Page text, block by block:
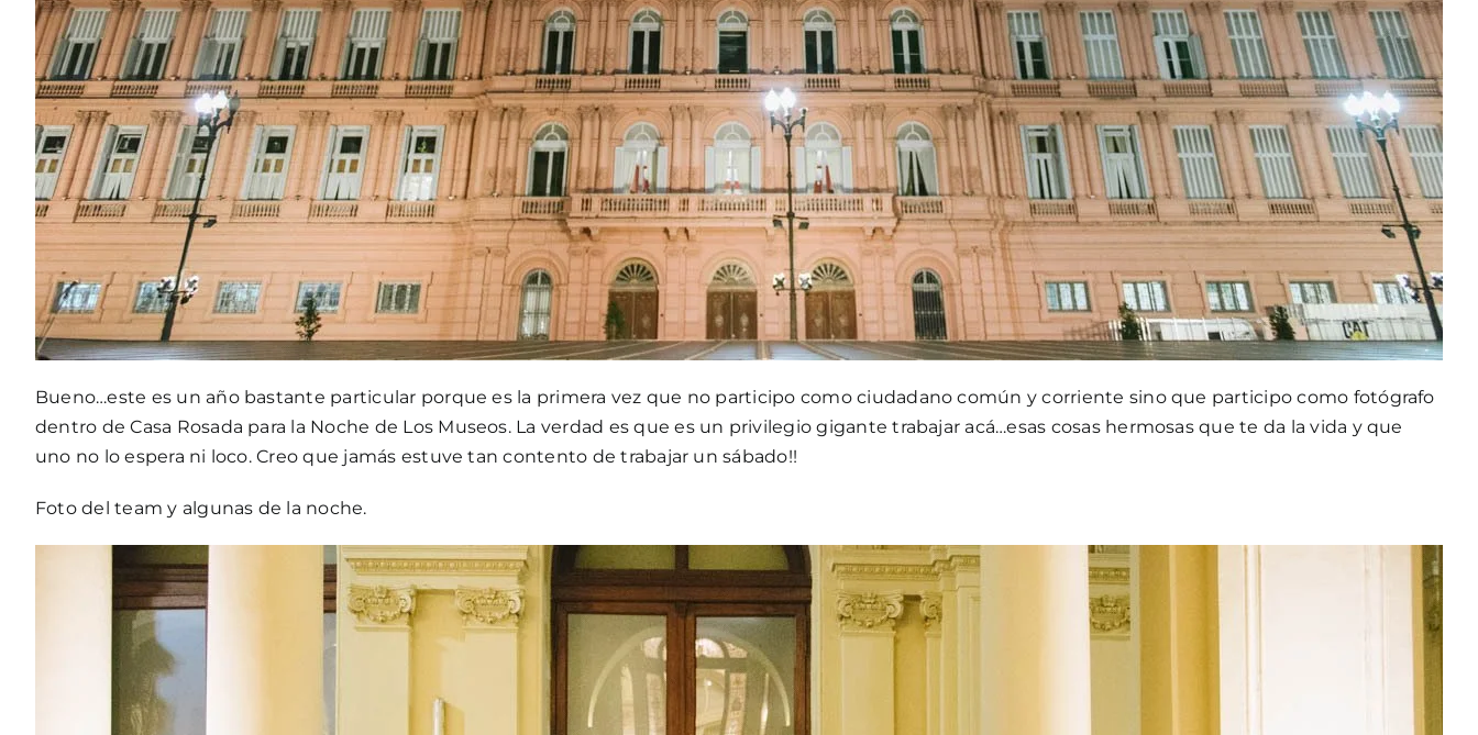
Bueno…este es un año bastante particular porque es la primera vez que no participo como ciudadano común y corriente sino que participo como fotógrafo
dentro de Casa Rosada para la Noche de Los Museos. La verdad es que es un privilegio gigante trabajar acá…esas cosas hermosas que te da la vida y que
uno no lo espera ni loco. Creo que jamás estuve tan contento de trabajar un sábado!!
Foto del team y algunas de la noche.